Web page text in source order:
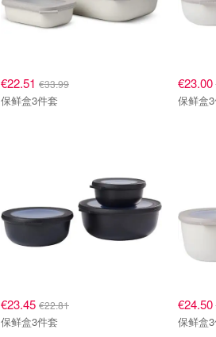
€22.51 €33.99
保鲜盒3件套
€23.00
保鲜盒
€23.45 €22.81
保鲜盒3件套
€24.50
保鲜盒